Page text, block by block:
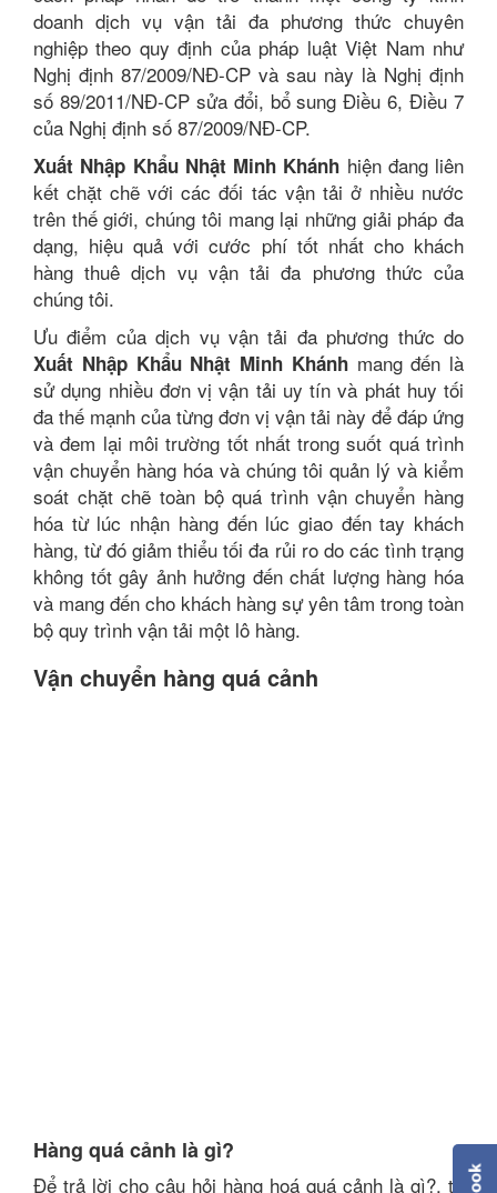
doanh dịch vụ vận tải đa phương thức chuyên
nghiệp theo quy định của pháp luật Việt Nam như
Nghị định 87/2009/NĐ-CP và sau này là Nghị định
số 89/2011/NĐ-CP sửa đổi, bổ sung Điều 6, Điều 7
của Nghị định số 87/2009/NĐ-CP.
Xuất Nhập Khẩu Nhật Minh Khánh hiện đang liên
kết chặt chẽ với các đối tác vận tải ở nhiều nước
trên thế giới, chúng tôi mang lại những giải pháp đa
dạng, hiệu quả với cước phí tốt nhất cho khách
hàng thuê dịch vụ vận tải đa phương thức của
chúng tôi.
Ưu điểm của dịch vụ vận tải đa phương thức do
Xuất Nhập Khẩu Nhật Minh Khánhmang đến là
sử dụng nhiều đơn vị vận tải uy tín và phát huy tối
đa thế mạnh của từng đơn vị vận tải này để đáp ứng
và đem lại môi trường tốt nhất trong suốt quá trình
vận chuyển hàng hóa và chúng tôi quản lý và kiểm
soát chặt chẽ toàn bộ quá trình vận chuyển hàng
hóa từ lúc nhận hàng đến lúc giao đến tay khách
hàng, từ đó giảm thiểu tối đa rủi ro do các tình trạng
không tốt gây ảnh hưởng đến chất lượng hàng hóa
và mang đến cho khách hàng sự yên tâm trong toàn
bộ quy trình vận tải một lô hàng.
Vận chuyển hàng quá cảnh
Hàng quá cảnh là gì?
Để trả lời cho câu hỏi hàng hoá quá cảnh là gì?, ta